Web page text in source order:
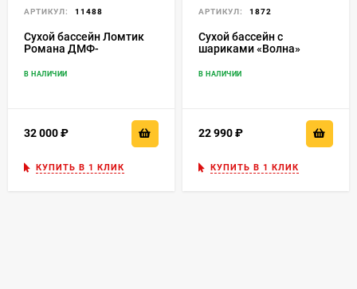
АРТИКУЛ: 11488
Сухой бассейн Ломтик
Романа ДМФ-
В НАЛИЧИИ
32 000
КУПИТЬ В 1 КЛИК
АРТИКУЛ: 1872
Сухой бассейн с
шариками «Волна»
В НАЛИЧИИ
22 990
КУПИТЬ В 1 КЛИК